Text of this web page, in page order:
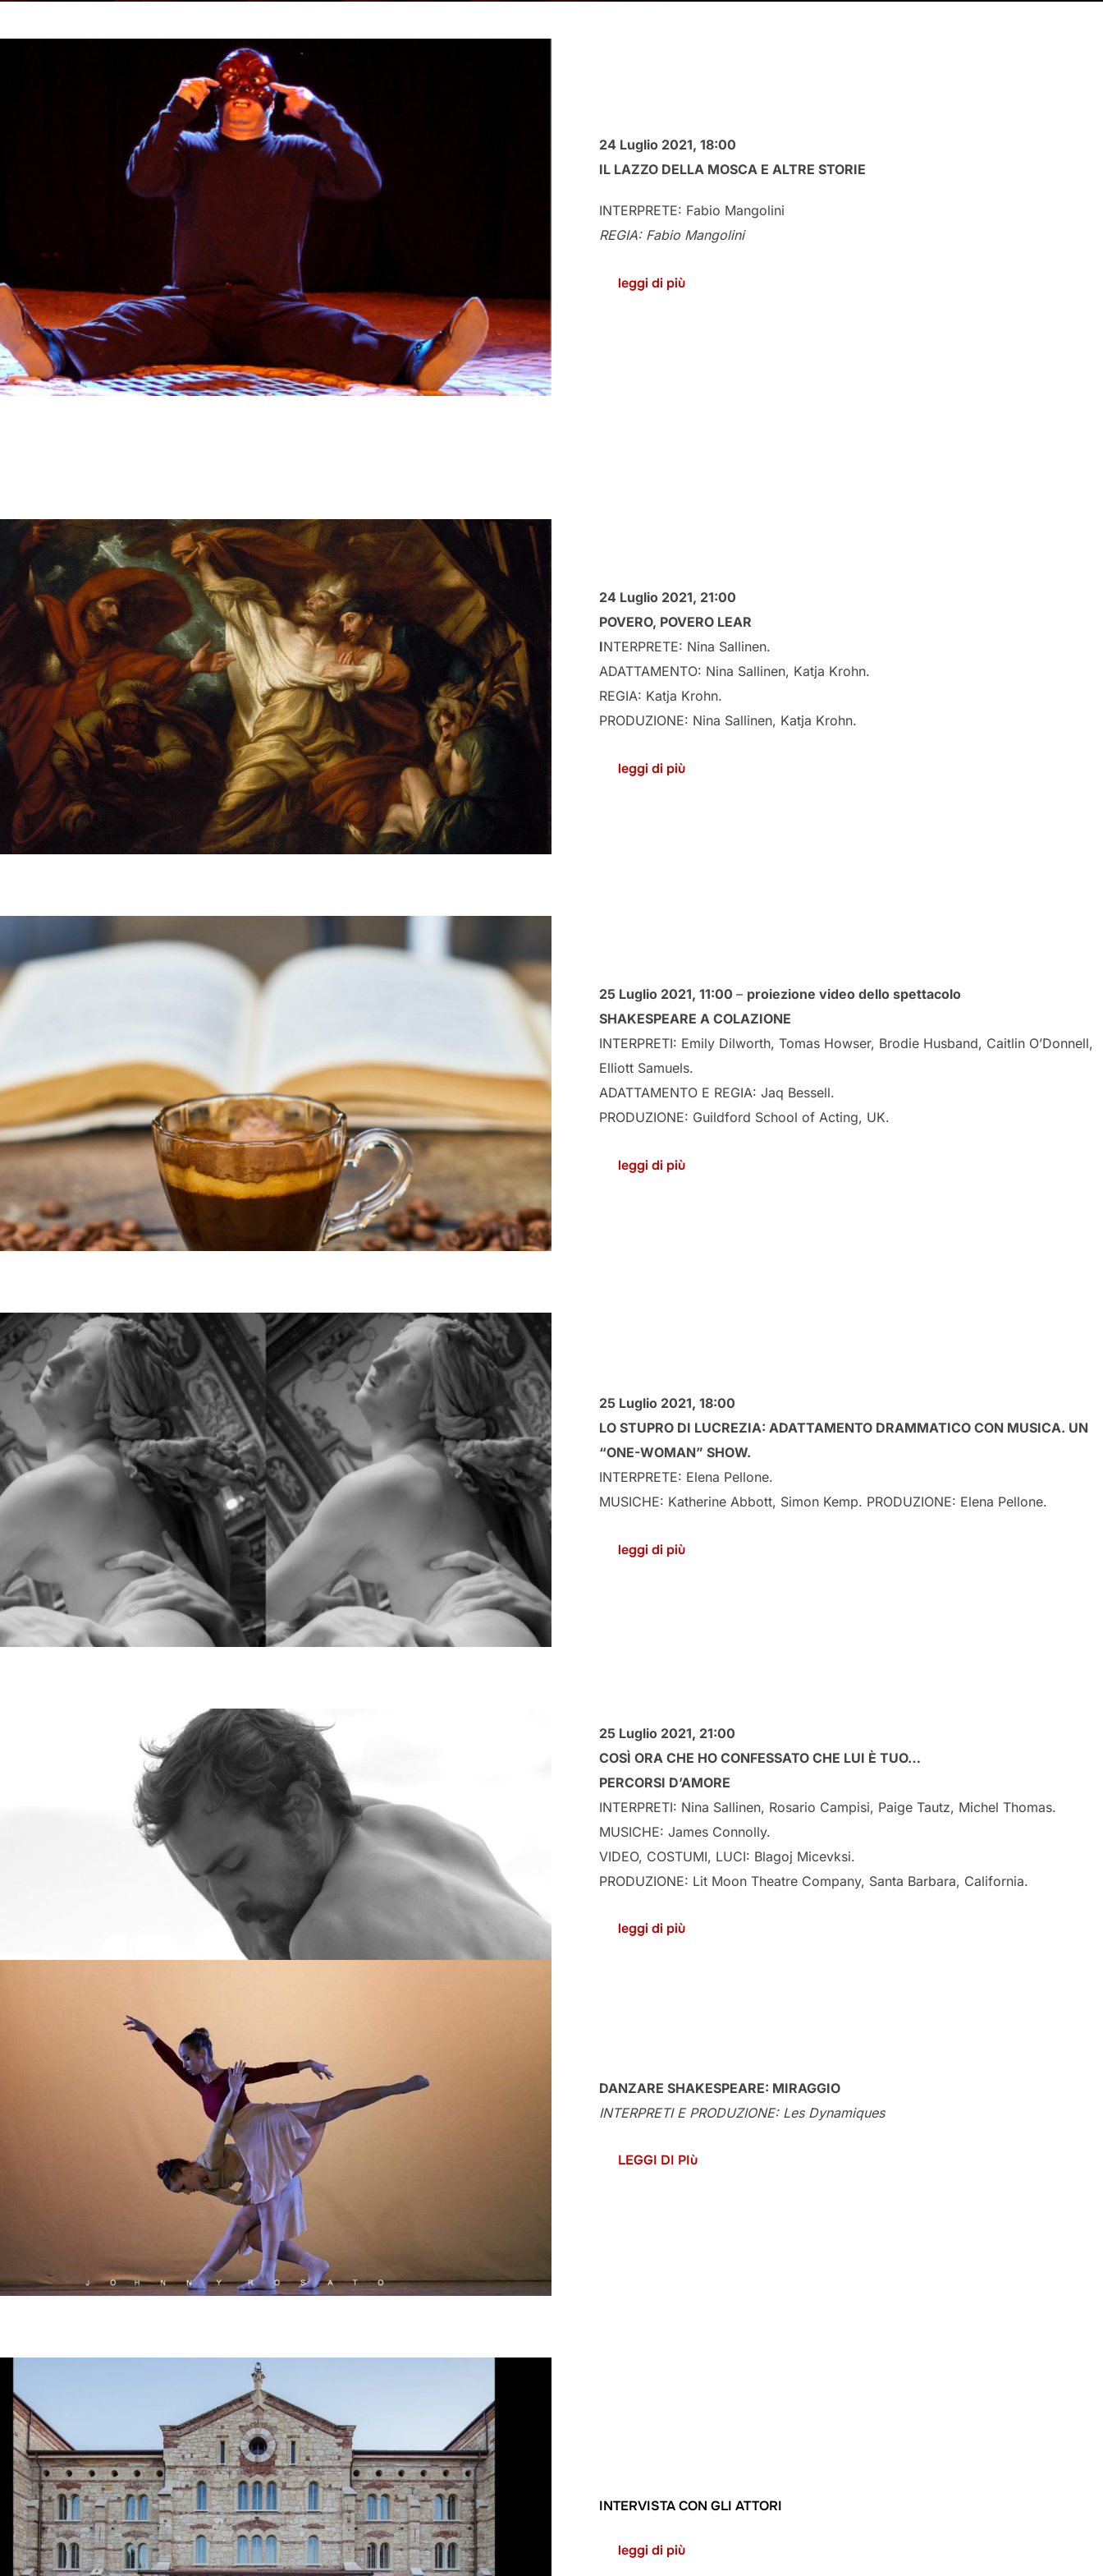
24 Luglio 2021, 18:00
IL LAZZO DELLA MOSCA E ALTRE STORIE
INTERPRETE: Fabio Mangolini
REGIA: Fabio Mangolini
leggi di più
24 Luglio 2021, 21:00
POVERO, POVERO LEAR
INTERPRETE: Nina Sallinen.
ADATTAMENTO: Nina Sallinen, Katja Krohn.
REGIA: Katja Krohn.
PRODUZIONE: Nina Sallinen, Katja Krohn.
leggi di più
25 Luglio 2021, 11:00 – proiezione video dello spettacolo
SHAKESPEARE A COLAZIONE
INTERPRETI: Emily Dilworth, Tomas Howser, Brodie Husband, Caitlin O’Donnell,
Elliott Samuels.
ADATTAMENTO E REGIA: Jaq Bessell.
PRODUZIONE: Guildford School of Acting, UK.
leggi di più
25 Luglio 2021, 18:00
LO STUPRO DI LUCREZIA: ADATTAMENTO DRAMMATICO CON MUSICA. UN
“ONE-WOMAN” SHOW.
INTERPRETE: Elena Pellone.
MUSICHE: Katherine Abbott, Simon Kemp. PRODUZIONE: Elena Pellone.
leggi di più
25 Luglio 2021, 21:00
COSÌ ORA CHE HO CONFESSATO CHE LUI È TUO…
PERCORSI D’AMORE
INTERPRETI: Nina Sallinen, Rosario Campisi, Paige Tautz, Michel Thomas.
MUSICHE: James Connolly.
VIDEO, COSTUMI, LUCI: Blagoj Micevksi.
PRODUZIONE: Lit Moon Theatre Company, Santa Barbara, California.
leggi di più
DANZARE SHAKESPEARE: MIRAGGIO
INTERPRETI E PRODUZIONE: Les Dynamiques
LEGGI DI PIù
INTERVISTA CON GLI ATTORI
leggi di più